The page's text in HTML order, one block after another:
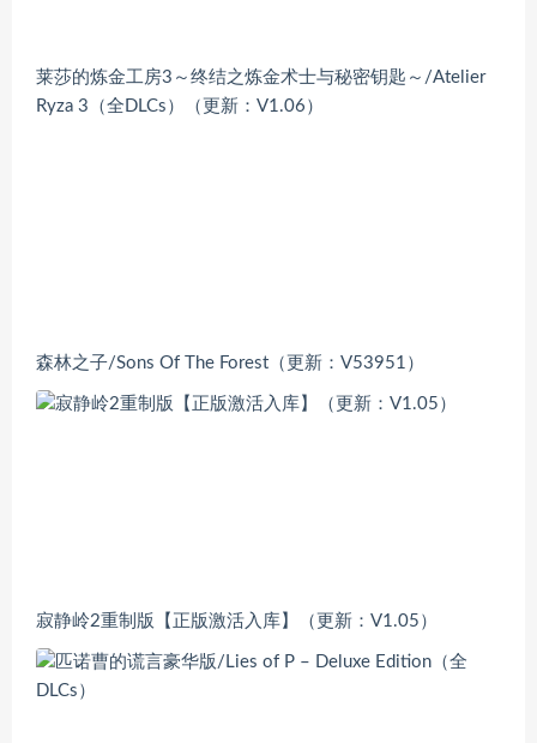
莱莎的炼金工房3～终结之炼金术士与秘密钥匙～/Atelier
Ryza 3（全DLCs）（更新：V1.06）
森林之子/Sons Of The Forest（更新：V53951）
寂静岭2重制版【正版激活入库】（更新：V1.05）